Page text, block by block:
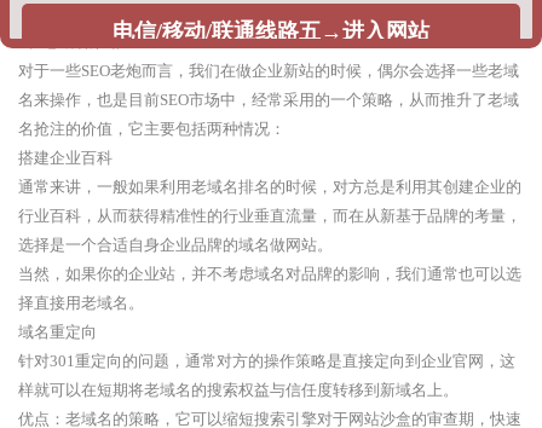
名就很难出现稳定排名，甚至整站遭遇降权。
2、老域名策略
对于一些SEO老炮而言，我们在做企业新站的时候，偶尔会选择一些老域
名来操作，也是目前SEO市场中，经常采用的一个策略，从而推升了老域
名抢注的价值，它主要包括两种情况：
搭建企业百科
通常来讲，一般如果利用老域名排名的时候，对方总是利用其创建企业的
行业百科，从而获得精准性的行业垂直流量，而在从新基于品牌的考量，
选择是一个合适自身企业品牌的域名做网站。
当然，如果你的企业站，并不考虑域名对品牌的影响，我们通常也可以选
择直接用老域名。
域名重定向
针对301重定向的问题，通常对方的操作策略是直接定向到企业官网，这
样就可以在短期将老域名的搜索权益与信任度转移到新域名上。
优点：老域名的策略，它可以缩短搜索引擎对于网站沙盒的审查期，快速